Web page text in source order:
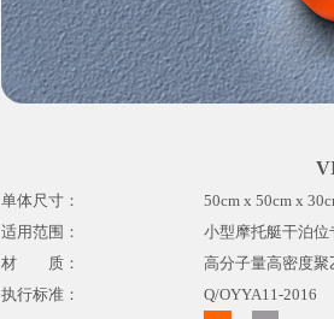
单体尺寸：
50cm x 50cm x
适用范围：
小型摩托艇干泊位
材 质：
高分子量高密度聚
执行标准：
Q/OYYA11-2016